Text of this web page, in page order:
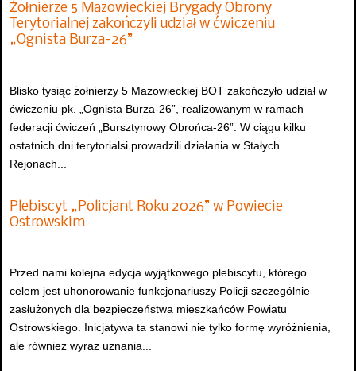
Żołnierze 5 Mazowieckiej Brygady Obrony
Terytorialnej zakończyli udział w ćwiczeniu
„Ognista Burza-26”
Blisko tysiąc żołnierzy 5 Mazowieckiej BOT zakończyło udział w
ćwiczeniu pk. „Ognista Burza-26”, realizowanym w ramach
federacji ćwiczeń „Bursztynowy Obrońca-26”. W ciągu kilku
ostatnich dni terytorialsi prowadzili działania w Stałych
Rejonach...
Plebiscyt „Policjant Roku 2026” w Powiecie
Ostrowskim
Przed nami kolejna edycja wyjątkowego plebiscytu, którego
celem jest uhonorowanie funkcjonariuszy Policji szczególnie
zasłużonych dla bezpieczeństwa mieszkańców Powiatu
Ostrowskiego. Inicjatywa ta stanowi nie tylko formę wyróżnienia,
ale również wyraz uznania...